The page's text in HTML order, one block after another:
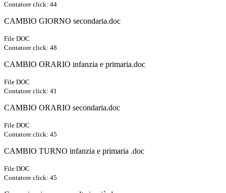
Contatore click: 44
CAMBIO GIORNO secondaria.doc
File DOC
Contatore click: 48
CAMBIO ORARIO infanzia e primaria.doc
File DOC
Contatore click: 41
CAMBIO ORARIO secondaria.doc
File DOC
Contatore click: 45
CAMBIO TURNO infanzia e primaria .doc
File DOC
Contatore click: 45